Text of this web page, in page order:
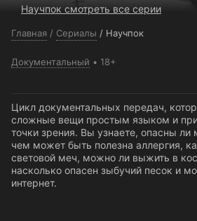
Научпок смотреть все серии
Главная / Сериалы / Научпок
Документальный 18+
Цикл документальных передач,
сложные вещи простым языком и
точки зрения. Вы узнаете, опасны ли
чем может быть полезна аллергия,
световой меч, можно ли выжить в
насколько опасен зыбучий песок и
интернет.